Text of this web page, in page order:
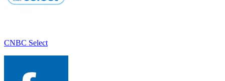
CNBC Select